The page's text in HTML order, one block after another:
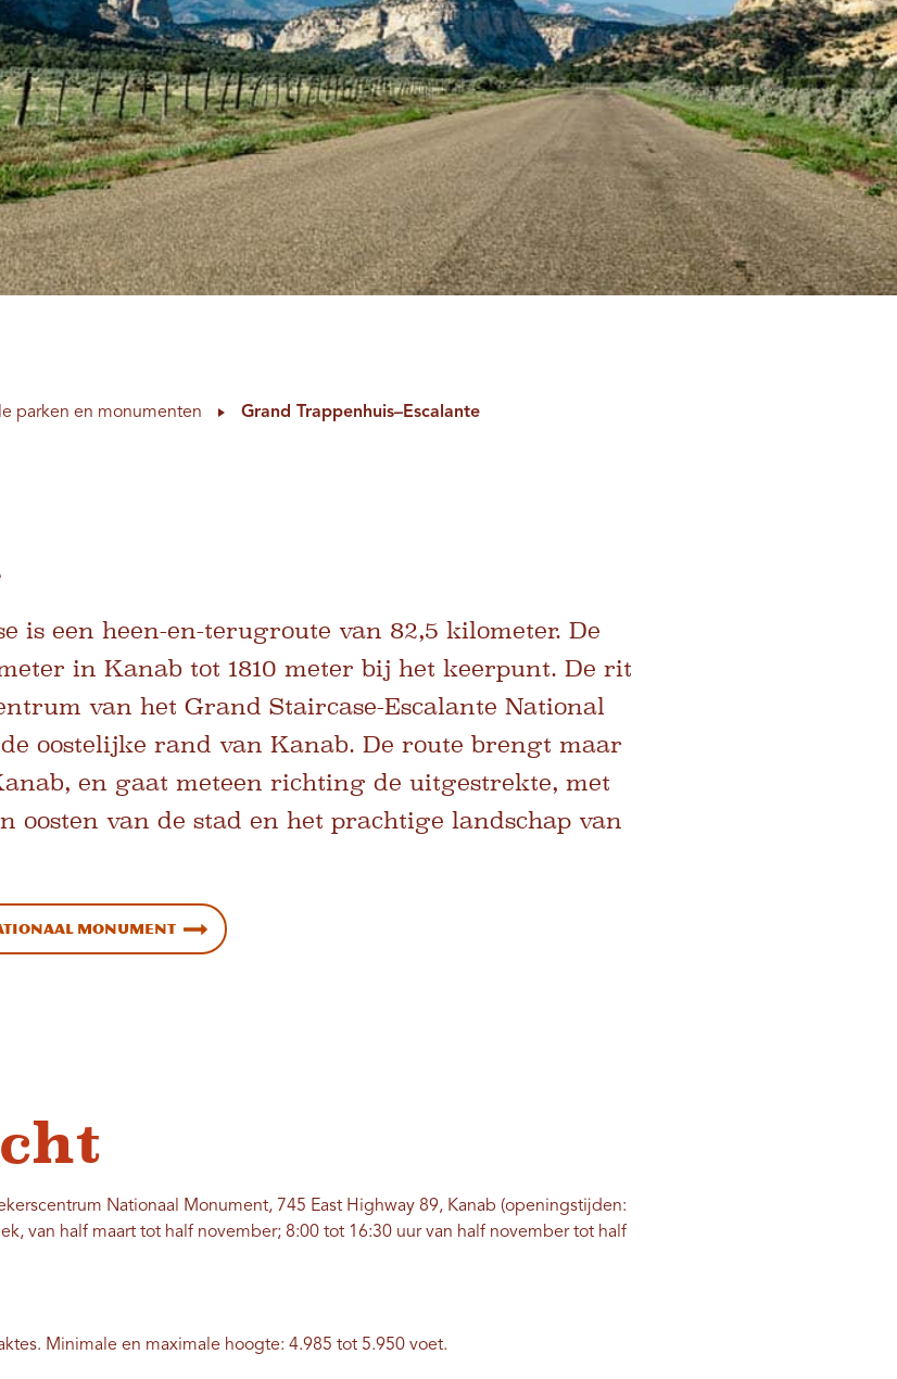
parken en monumenten Grand Trappenhuis–Escalante
is een heen-en-terugroute van 82,5 kilometer. De
in Kanab tot 1810 meter bij het keerpunt. De rit
van het Grand Staircase-Escalante National
oostelijke rand van Kanab. De route brengt maar
en gaat meteen richting de uitgestrekte, met
oosten van de stad en het prachtige landschap van
Monument
Nationaal Monument, 745 East Highway 89, Kanab (openingstijden:
van half maart tot half november; 8:00 tot 16:30 uur van half november tot half
Minimale en maximale hoogte: 4.985 tot 5.950 voet.